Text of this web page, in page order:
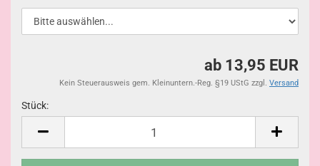
ab 13,95 EUR
Kein Steuerausweis gem. Kleinuntern.-Reg. §19 UStG zzgl. Versand
Stück: